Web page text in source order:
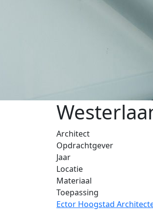
Architect
Opdrachtgever
Jaar
Locatie
Materiaal
Toepassing
Ector Hoogstad